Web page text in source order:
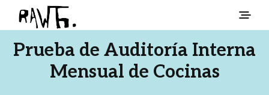
Prueba de Auditoría Interna
Mensual de Cocinas